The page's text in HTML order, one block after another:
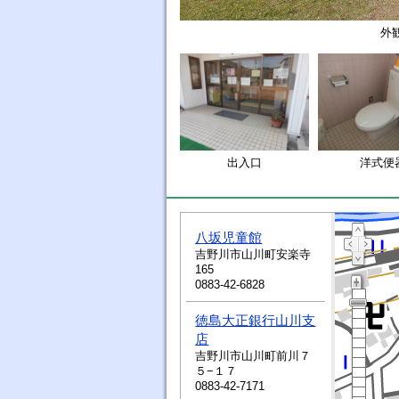
外
出入口 洋式便
八坂児童館
吉野川市山川町安楽寺
165
0883-42-6828
徳島大正銀行山川支
店
吉野川市山川町前川７
５−１７
0883-42-7171